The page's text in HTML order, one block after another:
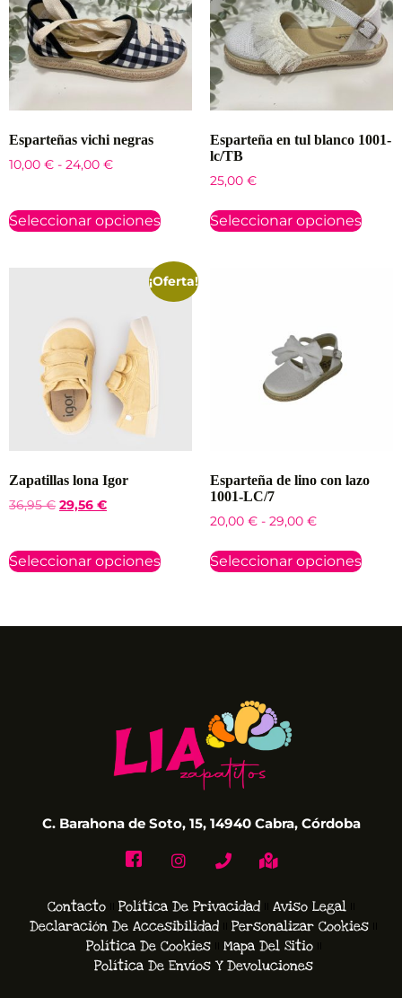
Esparteñas vichi negras
10,00 € - 24,00 €
Seleccionar opciones
Esparteña en tul blanco 1001-
lc/TB
25,00 €
Seleccionar opciones
¡Oferta!
Zapatillas lona Igor
36,95€ 29,56 €
Seleccionar opciones
Esparteña de lino con lazo
1001-LC/7
20,00 € - 29,00 €
Seleccionar opciones
C. Barahona de Soto, 15, 14940 Cabra, Córdoba
Contacto Política De Privacidad
Aviso Legal
Declaración De Accesibilidad
Personalizar Cookies
Política De Cookies
Mapa Del Sitio
Política De Envíos Y Devoluciones